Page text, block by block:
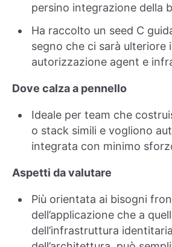
persino integrazione della
Ha raccolto un seed C
segno che ci sarà ulteriore
autorizzazione agent e
Dove calza a pennello
Ideale per team che
o stack simili e vogliono
integrata con minimo
Aspetti da valutare
Più orientata ai bisogni
dell’applicazione che a
dell’infrastruttura